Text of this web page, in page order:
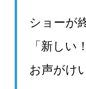
ショーが
「新し
お声がけ